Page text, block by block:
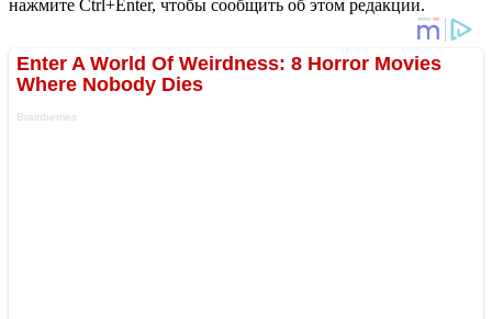
нажмите Ctrl+Enter, чтобы сообщить об этом редакции.